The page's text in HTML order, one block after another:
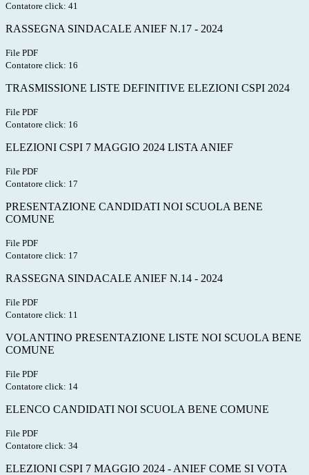
Contatore click: 41
RASSEGNA SINDACALE ANIEF N.17 - 2024
File PDF
Contatore click: 16
TRASMISSIONE LISTE DEFINITIVE ELEZIONI CSPI 2024
File PDF
Contatore click: 16
ELEZIONI CSPI 7 MAGGIO 2024 LISTA ANIEF
File PDF
Contatore click: 17
PRESENTAZIONE CANDIDATI NOI SCUOLA BENE
COMUNE
File PDF
Contatore click: 17
RASSEGNA SINDACALE ANIEF N.14 - 2024
File PDF
Contatore click: 11
VOLANTINO PRESENTAZIONE LISTE NOI SCUOLA BENE
COMUNE
File PDF
Contatore click: 14
ELENCO CANDIDATI NOI SCUOLA BENE COMUNE
File PDF
Contatore click: 34
ELEZIONI CSPI 7 MAGGIO 2024 - ANIEF COME SI VOTA